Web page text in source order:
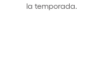
la temporada.